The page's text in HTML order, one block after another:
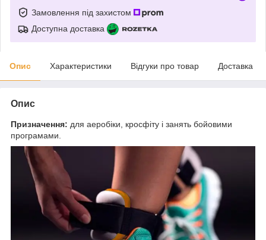
Замовлення під захистом
Доступна доставка
Опис Характеристики Відгуки про товар Доставка
Опис
Призначення: для аеробіки, кросфіту і занять бойовими
програмами.